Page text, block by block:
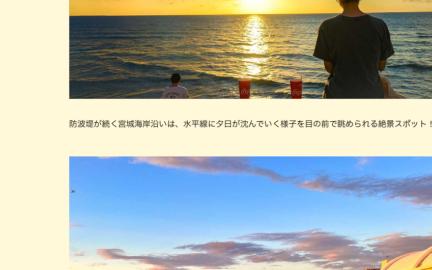
防波堤が続く宮城海岸沿いは、水平線に夕日が沈んでいく様子を目の前で眺められる絶景スポット！